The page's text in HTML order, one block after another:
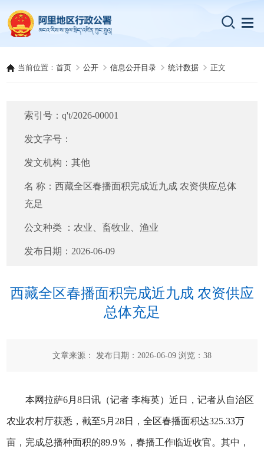
当前位置：首页 公开 信息公开目录 统计数据 正文
索引号：q't/2026-00001
发文字号：
发文机构：其他
名 称：西藏全区春播面积完成近九成 农资供应总体
充足
公文种类 ： 农业、畜牧业、渔业
发布日期： 2026-06-09
西藏全区春播面积完成近九成 农资供应
总体充足
文章来源： 发布日期：2026-06-09 浏览： 38
本网拉萨6月8日讯（记者 李梅英）近日，记者从自治区
农业农村厅获悉，截至5月28日，全区春播面积达325.33万
亩，完成总播种面积的89.9％，春播工作临近收官。其中，